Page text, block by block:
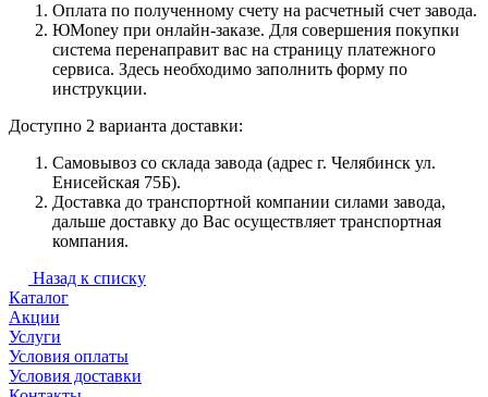
Оплата по полученному счету на расчетный счет завода.
ЮMoney при онлайн-заказе. Для совершения покупки
система перенаправит вас на страницу платежного
сервиса. Здесь необходимо заполнить форму по
инструкции.
Доступно 2 варианта доставки:
Самовывоз со склада завода (адрес г. Челябинск ул.
Енисейская 75Б).
Доставка до транспортной компании силами завода,
дальше доставку до Вас осуществляет транспортная
компания.
Назад к списку
Каталог
Акции
Услуги
Условия оплаты
Условия доставки